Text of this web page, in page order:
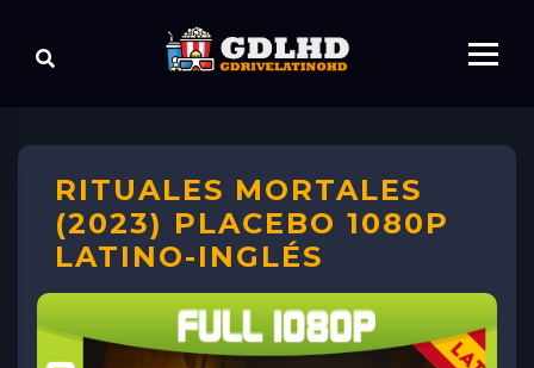
RITUALES MORTALES
(2023) PLACEBO 1080P
LATINO-INGLÉS